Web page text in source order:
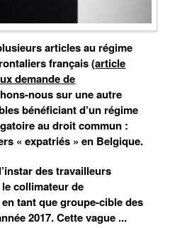
articles au régime
français (article
demande de
nous sur une autre
bénéficiant d’un régime
au droit commun :
« expatriés » en Belgique.
des travailleurs
collimateur de
tant que groupe-cible des
2017. Cette vague ...